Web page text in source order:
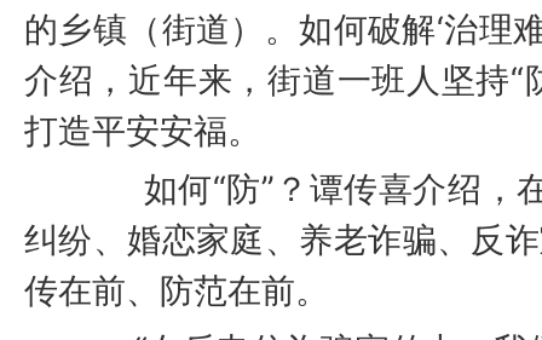
的乡镇（街道）。如何破解‘治理
介绍，近年来，街道一班人坚持“
打造平安安福。
如何“防”？谭传喜介绍，
纠纷、婚恋家庭、养老诈骗、反
传在前、防范在前。